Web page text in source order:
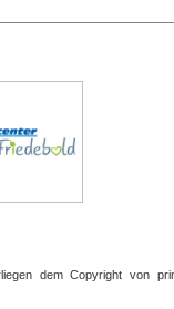
dem Copyright von